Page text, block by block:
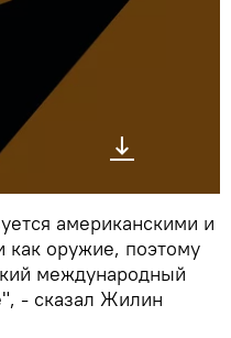
американскими и
как оружие, поэтому
международный
- сказал Жилин